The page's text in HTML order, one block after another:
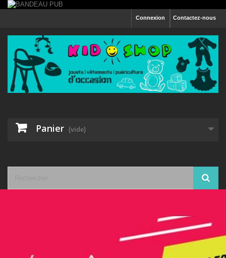
Contactez-nous
Connexion
Panier (vide)